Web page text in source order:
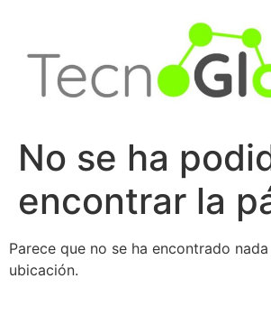
contenido
No se ha
encontrar la
Parece que no se ha encontrado
ubicación.